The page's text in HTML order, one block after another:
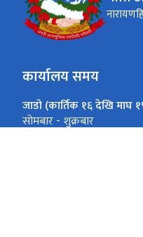
कार्यालय समय
जाडो (कार्तिक १६ देखि माघ
सोमबार - शुक्रबार